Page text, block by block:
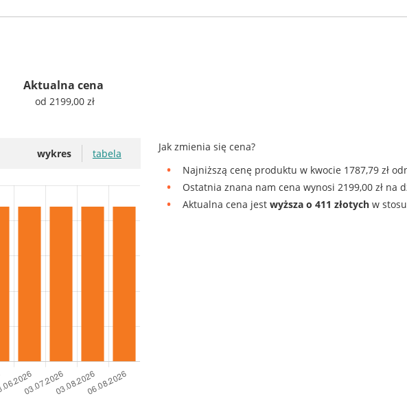
Aktualna cena
od 2199,00 zł
wykres tabela
Jak zmienia się cena?
Najniższą cenę produktu w kwocie 1787,79 zł
Ostatnia znana nam cena wynosi 2199,00 zł na
Aktualna cena jestwyższa o 411 złotych w